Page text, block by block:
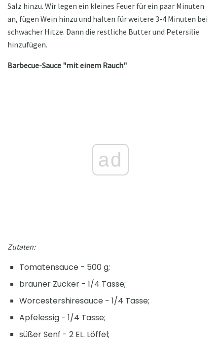
Salz hinzu. Wir legen ein kleines Feuer für ein paar Minuten
an, fügen Wein hinzu und halten für weitere 3-4 Minuten bei
schwacher Hitze. Dann die restliche Butter und Petersilie
hinzufügen.
Barbecue-Sauce "mit einem Rauch"
ad
Zutaten:
Tomatensauce - 500 g;
brauner Zucker - 1/4 Tasse;
Worcestershiresauce - 1/4 Tasse;
Apfelessig - 1/4 Tasse;
süßer Senf - 2 EL. Löffel;